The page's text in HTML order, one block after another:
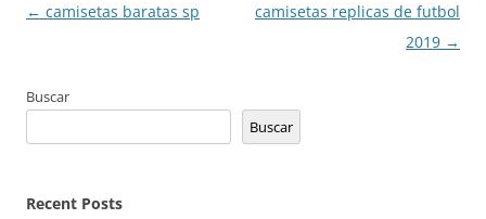
Navegación
← camisetas baratas sp
camisetas replicas de futbol
2019 →
Buscar
Buscar
Recent Posts